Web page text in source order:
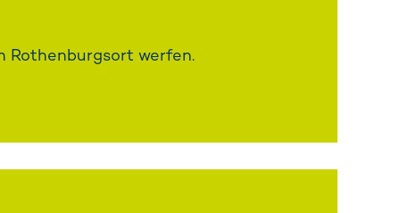
Rothenburgsort werfen.